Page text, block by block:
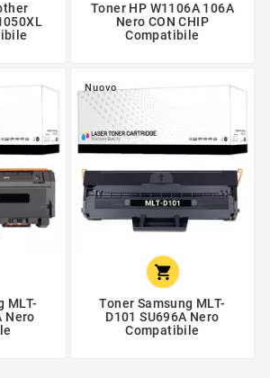
Toner HP W1106A 106A
Nero CON CHIP
Compatibile
MLT-
Nero
Nuovo

Toner Samsung MLT-
D101 SU696A Nero
Compatibile